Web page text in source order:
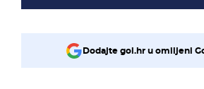
Dodajte gol.hr u omiljeni